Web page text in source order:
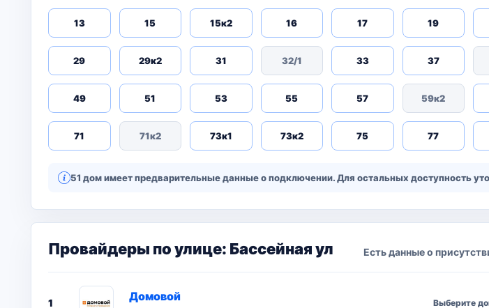
13 15 15к2 16 17 19
29 29к2 31 32/1 33 37
49 51 53 55 57 59к2
71 71к2 73к1 73к2 75 77
51 дом имеет предварительные данные о подключении. Для остальных доступность
Провайдеры по улице: Бассейная ул Есть данные о
1 Домовой Выберите